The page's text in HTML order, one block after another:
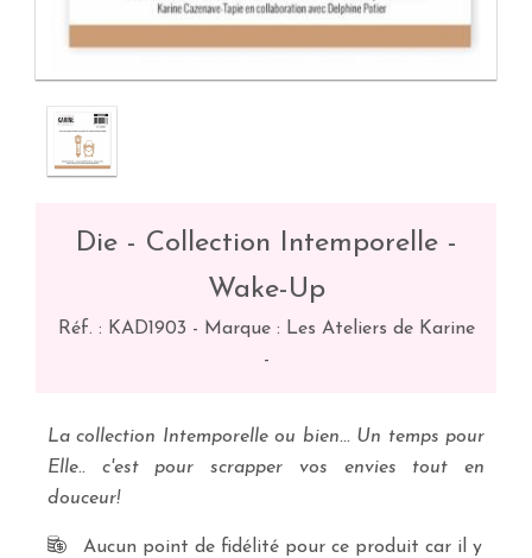
Die - Collection Intemporelle -
Wake-Up
Réf. : KAD1903 - Marque : Les Ateliers de Karine
-
La collection Intemporelle ou bien... Un temps pour
Elle.. c'est pour scrapper vos envies tout en
douceur!
Aucun point de fidélité pour ce produit car il y